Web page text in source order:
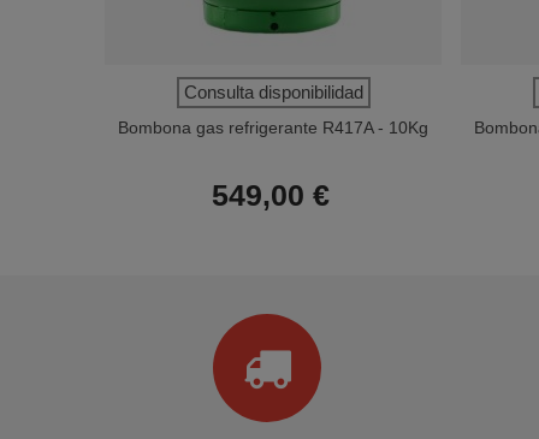
Consulta disponibilidad
Bombona gas refrigerante R417A - 10Kg
549,00 €